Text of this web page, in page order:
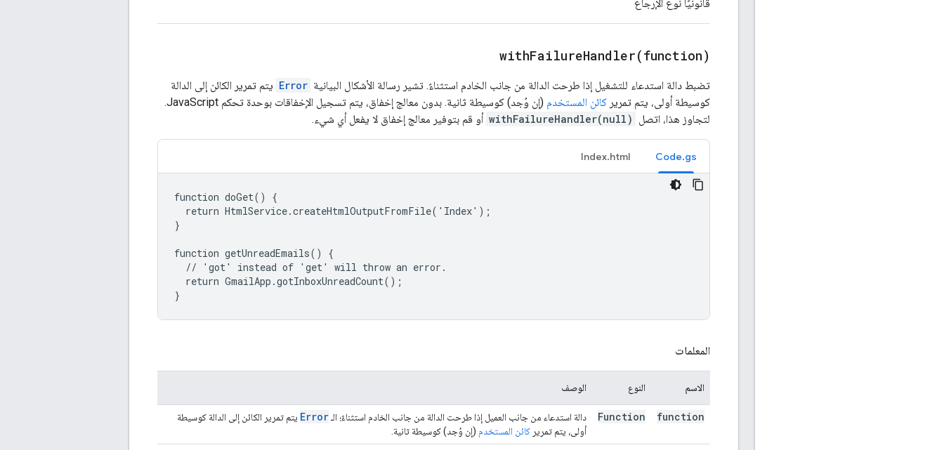
قانونيًا نوع الإرجاع
withFailureHandler(function)
تضبط دالة استدعاء للتشغيل إذا طرحت الدالة من جانب الخادم استثناءً. تشير رسالة الأشكال البيانية Error يتم تمرير الكائن إلى الدالة
كوسيطة أولى، يتم تمرير كائن المستخدم
(إن وُجد) كوسيطة ثانية. بدون معالج إخفاق، يتم تسجيل الإخفاقات بوحدة تحكم JavaScript.
لتجاوز هذا، اتصل withFailureHandler(null) أو قم بتوفير معالج إخفاق لا يفعل أي شيء.
Code.gs
Index.html
function doGet() {
  return HtmlService.createHtmlOutputFromFile('Index');
}
function getUnreadEmails() {
  // 'got' instead of 'get' will throw an error.
  return GmailApp.gotInboxUnreadCount();
}
المعلمات
الاسم النوع الوصف
function
Function دالة استدعاء من جانب العميل إذا طرحت الدالة من جانب الخادم استثناءً؛ الـError يتم تمرير الكائن إلى الدالة كوسيطة
أولى، يتم تمرير كائن المستخدم (إن وُجد) كوسيطة ثانية.